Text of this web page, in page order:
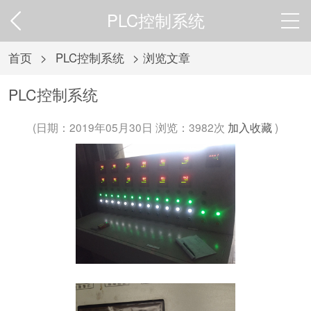
PLC控制系统
首页 > PLC控制系统 > 浏览文章
PLC控制系统
(日期：2019年05月30日 浏览： 3982次 加入收藏)